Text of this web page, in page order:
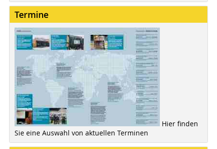
Termine
Hier finden
Sie eine Auswahl von aktuellen Terminen